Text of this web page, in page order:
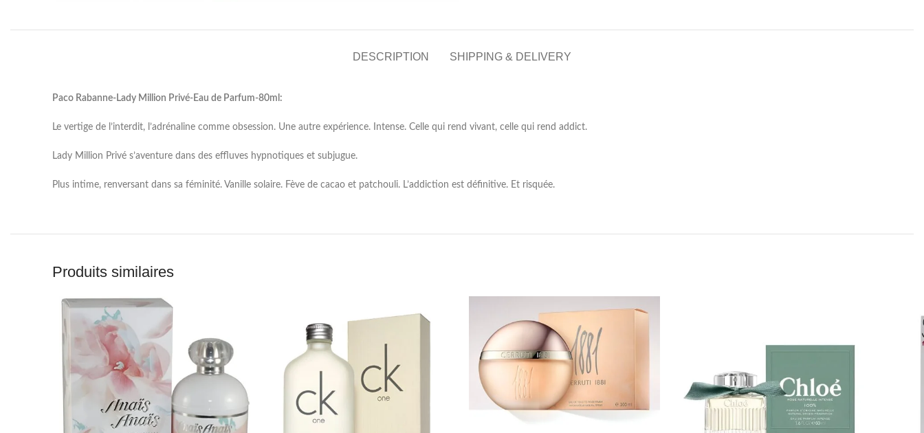
DESCRIPTION SHIPPING & DELIVERY
Paco Rabanne-Lady Million Privé-Eau de Parfum-80ml:
Le vertige de l’interdit, l’adrénaline comme obsession. Une autre expérience. Intense. Celle qui rend vivant, celle qui rend addict.
Lady Million Privé s’aventure dans des effluves hypnotiques et subjugue.
Plus intime, renversant dans sa féminité. Vanille solaire. Fève de cacao et patchouli. L’addiction est définitive. Et risquée.
Produits similaires